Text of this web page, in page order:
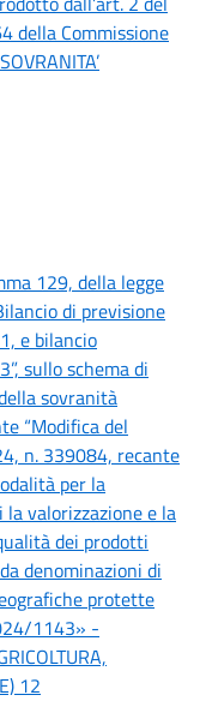
della Commissione
129, della legge
di previsione
e bilancio
sullo schema di
sovranità
“Modifica del
n. 339084, recante
per la
valorizzazione e la
dei prodotti
denominazioni di
protette
1143» -
12